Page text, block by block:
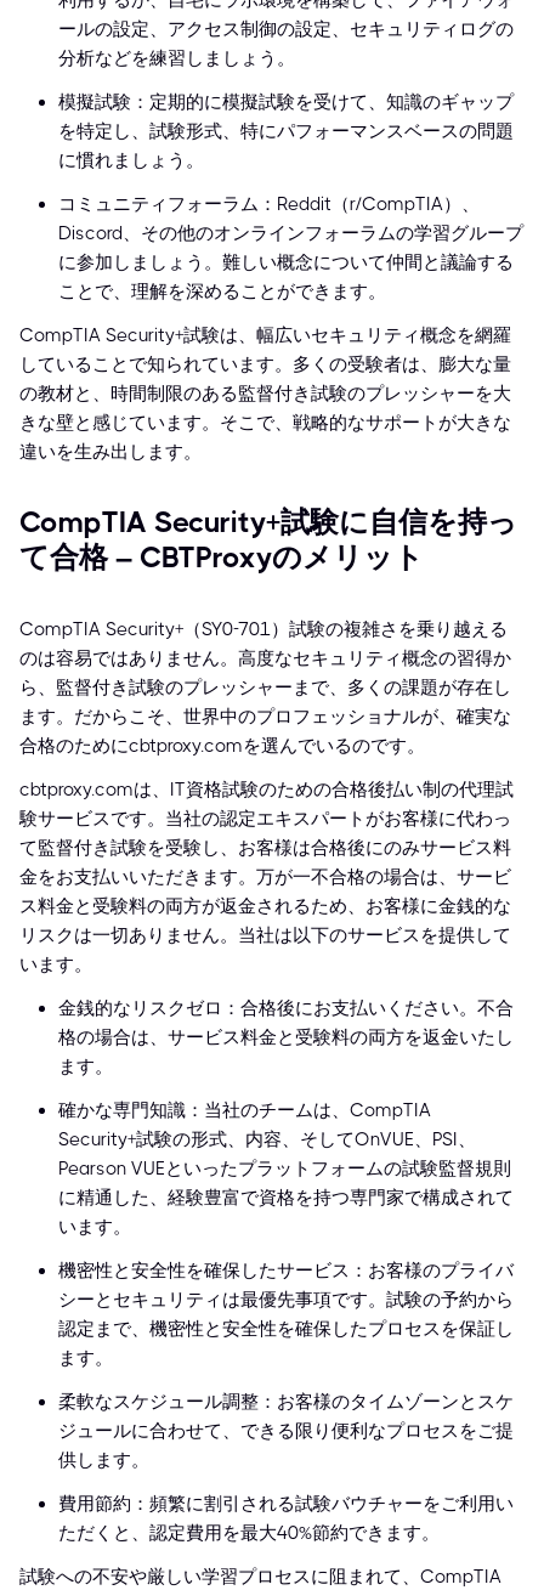
ールの設定、アクセス制御の設定、セキュリティログの
分析などを練習しましょう。
模擬試験：定期的に模擬試験を受けて、知識のギャップ
を特定し、試験形式、特にパフォーマンスベースの問題
に慣れましょう。
コミュニティフォーラム：Reddit（r/CompTIA）、
Discord、その他のオンラインフォーラムの学習グループ
に参加しましょう。難しい概念について仲間と議論する
ことで、理解を深めることができます。
CompTIA Security+試験は、幅広いセキュリティ概念を網羅
していることで知られています。多くの受験者は、膨大な量
の教材と、時間制限のある監督付き試験のプレッシャーを大
きな壁と感じています。そこで、戦略的なサポートが大きな
違いを生み出します。
CompTIA Security+試験に自信を持っ
て合格 – CBTProxyのメリット
CompTIA Security+（SY0-701）試験の複雑さを乗り越える
のは容易ではありません。高度なセキュリティ概念の習得か
ら、監督付き試験のプレッシャーまで、多くの課題が存在し
ます。だからこそ、世界中のプロフェッショナルが、確実な
合格のためにcbtproxy.comを選んでいるのです。
cbtproxy.comは、IT資格試験のための合格後払い制の代理試
験サービスです。当社の認定エキスパートがお客様に代わっ
て監督付き試験を受験し、お客様は合格後にのみサービス料
金をお支払いいただきます。万が一不合格の場合は、サービ
ス料金と受験料の両方が返金されるため、お客様に金銭的な
リスクは一切ありません。当社は以下のサービスを提供して
います。
金銭的なリスクゼロ：合格後にお支払いください。不合
格の場合は、サービス料金と受験料の両方を返金いたし
ます。
確かな専門知識：当社のチームは、CompTIA
Security+試験の形式、内容、そしてOnVUE、PSI、
Pearson VUEといったプラットフォームの試験監督規則
に精通した、経験豊富で資格を持つ専門家で構成されて
います。
機密性と安全性を確保したサービス：お客様のプライバ
シーとセキュリティは最優先事項です。試験の予約から
認定まで、機密性と安全性を確保したプロセスを保証し
ます。
柔軟なスケジュール調整：お客様のタイムゾーンとスケ
ジュールに合わせて、できる限り便利なプロセスをご提
供します。
費用節約：頻繁に割引される試験バウチャーをご利用い
ただくと、認定費用を最大40%節約できます。
試験への不安や厳しい学習プロセスに阻まれて、CompTIA